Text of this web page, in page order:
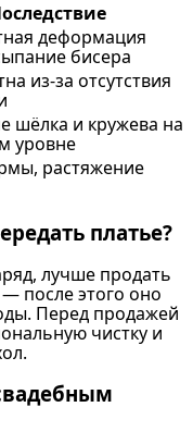
деформация
бисера
из-за отсутствия
шёлка и кружева на
уровне
растяжение
платье?
лучше продать
после этого оно
Перед продажей
чистку и